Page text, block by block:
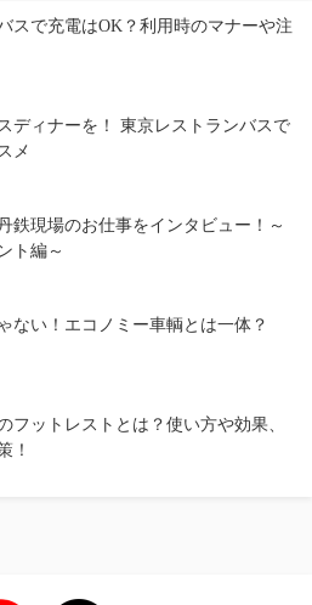
スで充電はOK？利用時のマナーや注
ディナーを！ 東京レストランバスで
メ
鉄現場のお仕事をインタビュー！～
ト編～
ない！エコノミー車輌とは一体？
フットレストとは？使い方や効果、
！